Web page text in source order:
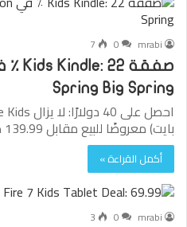
mrabi
0
7
Spring Big Spring
بايت) معروضًا للبيع مقابل 139.99 دولارًا ، بانخفاض عن…
أكمل القراءة »
mrabi
0
3